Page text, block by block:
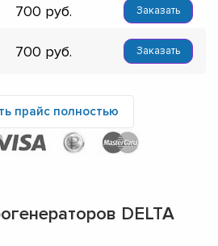
700 Заказать
700 Заказать
прайс полностью
DELTA